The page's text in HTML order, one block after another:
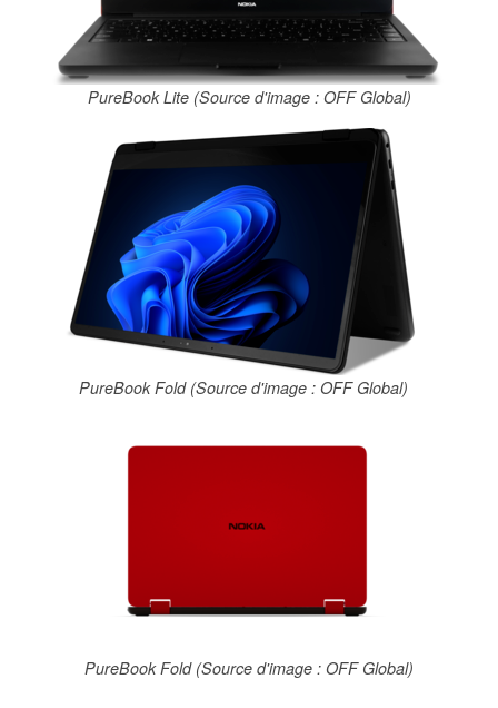
PureBook Lite (Source d'image : OFF Global)
PureBook Fold (Source d'image : OFF Global)
PureBook Fold (Source d'image : OFF Global)